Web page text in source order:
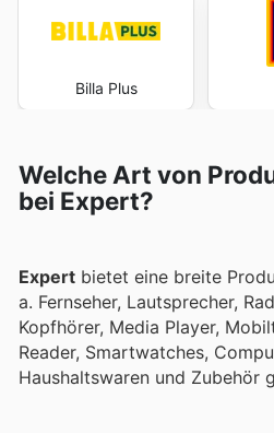
Billa Plus
Welche Art von
bei Expert?
Expert bietet eine breite
a. Fernseher, Lautsprecher,
Kopfhörer, Media Player,
Reader, Smartwatches,
Haushaltswaren und Zubehör